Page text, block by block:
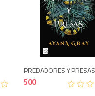
PREDADORES Y PRESAS
500
Agotado